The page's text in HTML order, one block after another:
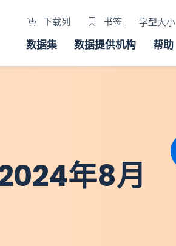
下载列 书签 字型大小
数据集 数据提供机构 帮助
年8月